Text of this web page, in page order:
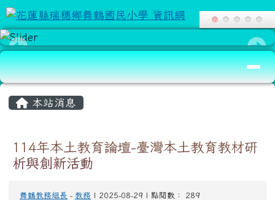
跳至主內容區
花蓮縣瑞穗鄉舞鶴國民小學 資訊網